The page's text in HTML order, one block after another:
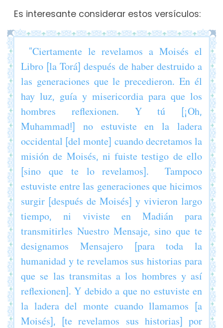
Es interesante considerar estos versículos:
“Ciertamente le revelamos a Moisés el
Libro [la Torá] después de haber destruido a
las generaciones que le precedieron. En él
hay luz, guía y misericordia para que los
hombres reflexionen. Y tú [¡Oh,
Muhammad!] no estuviste en la ladera
occidental [del monte] cuando decretamos la
misión de Moisés, ni fuiste testigo de ello
[sino que te lo revelamos]. Tampoco
estuviste entre las generaciones que hicimos
surgir [después de Moisés] y vivieron largo
tiempo, ni viviste en Madián para
transmitirles Nuestro Mensaje, sino que te
designamos Mensajero [para toda la
humanidad y te revelamos sus historias para
que se las transmitas a los hombres y así
reflexionen]. Y debido a que no estuviste en
la ladera del monte cuando llamamos [a
Moisés], [te revelamos sus historias] por